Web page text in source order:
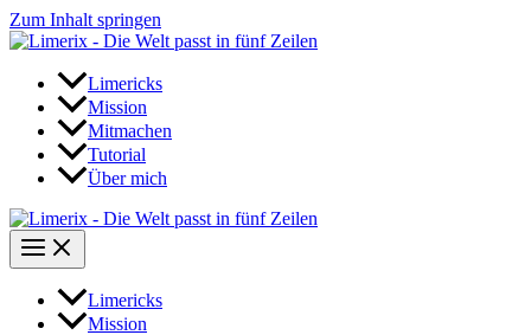
Zum Inhalt springen
Limericks
Mission
Mitmachen
Tutorial
Über mich
Limericks
Mission